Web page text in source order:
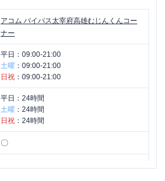
アコム バイパス太宰府高雄むじんくんコー
ナー
平日： 09:00-21:00
土曜 ： 09:00-21:00
日祝 ： 09:00-21:00
平日： 24時間
土曜 ： 24時間
日祝 ： 24時間
〇